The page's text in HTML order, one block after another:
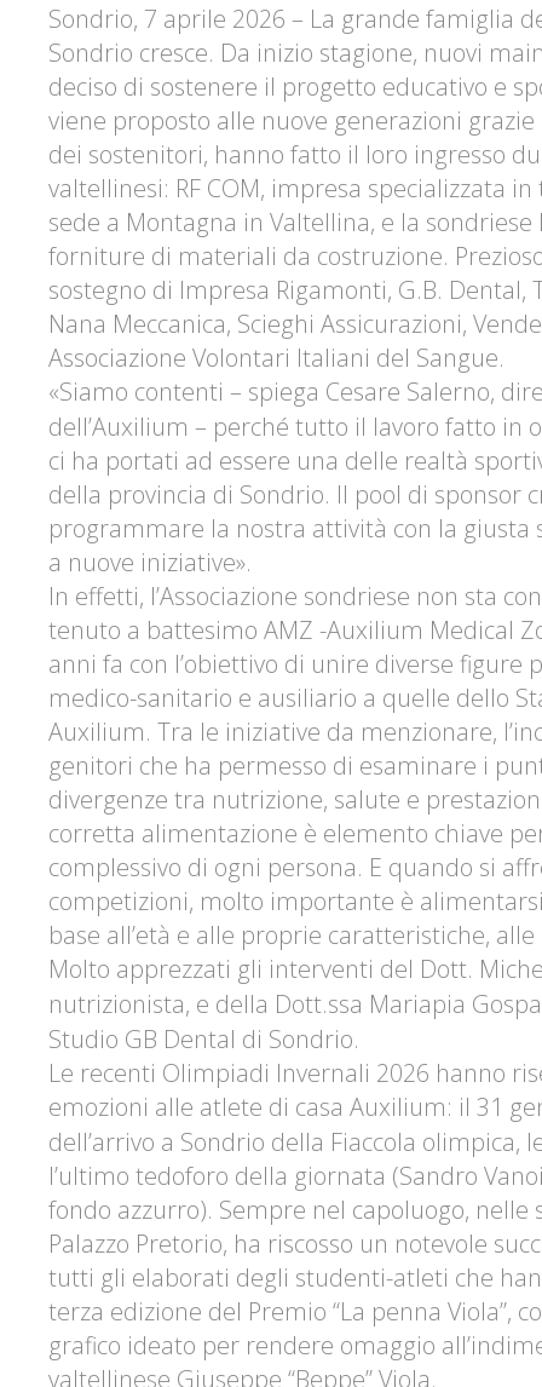
Sondrio, 7 aprile 2026 – La grande famiglia
Sondrio cresce. Da inizio stagione, nuovi
deciso di sostenere il progetto educativo e
viene proposto alle nuove generazioni
dei sostenitori, hanno fatto il loro ingresso
valtellinesi: RF COM, impresa specializzata
sede a Montagna in Valtellina, e la sondriese
forniture di materiali da costruzione.
sostegno di Impresa Rigamonti, G.B. Dental,
Nana Meccanica, Scieghi Assicurazioni,
Associazione Volontari Italiani del Sangue.
«Siamo contenti – spiega Cesare Salerno,
dell’Auxilium – perché tutto il lavoro fatto in
ci ha portati ad essere una delle realtà
della provincia di Sondrio. Il pool di sponsor
programmare la nostra attività con la giusta
a nuove iniziative».
In effetti, l’Associazione sondriese non sta
tenuto a battesimo AMZ -Auxilium Medical
anni fa con l’obiettivo di unire diverse figure
medico-sanitario e ausiliario a quelle dello
Auxilium. Tra le iniziative da menzionare,
genitori che ha permesso di esaminare i
divergenze tra nutrizione, salute e
corretta alimentazione è elemento chiave
complessivo di ogni persona. E quando si
competizioni, molto importante è
base all’età e alle proprie caratteristiche,
Molto apprezzati gli interventi del Dott.
nutrizionista, e della Dott.ssa Mariapia
Studio GB Dental di Sondrio.
Le recenti Olimpiadi Invernali 2026 hanno
emozioni alle atlete di casa Auxilium: il 31
dell’arrivo a Sondrio della Fiaccola olimpica,
l’ultimo tedoforo della giornata (Sandro
fondo azzurro). Sempre nel capoluogo, nelle
Palazzo Pretorio, ha riscosso un notevole
tutti gli elaborati degli studenti-atleti che
terza edizione del Premio “La penna Viola”,
grafico ideato per rendere omaggio
valtellinese Giuseppe “Beppe” Viola.